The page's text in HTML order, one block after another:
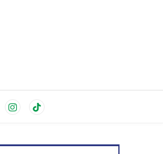
InstagramTikTok